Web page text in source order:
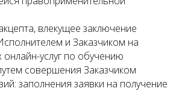
влекущее заключение
и Заказчиком на
онлайн-услуг по обучению
совершения Заказчиком
заполнения заявки на получение